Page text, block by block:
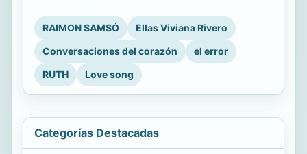
RAIMON SAMSÓ
Ellas Viviana Rivero
Conversaciones del corazón
el error
RUTH
Love song
Categorías Destacadas